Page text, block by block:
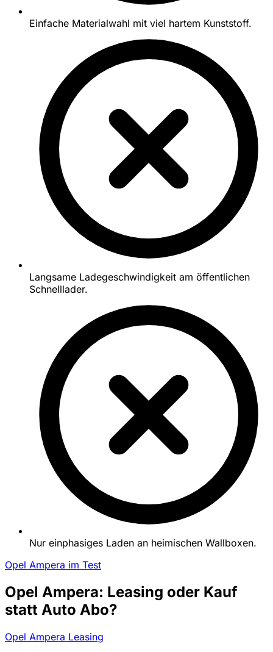
Einfache Materialwahl mit viel hartem Kunststoff.
Langsame Ladegeschwindigkeit am öffentlichen
Schnelllader.
Nur einphasiges Laden an heimischen Wallboxen.
Opel Ampera im Test
Opel Ampera: Leasing oder Kauf
statt Auto Abo?
Opel Ampera Leasing